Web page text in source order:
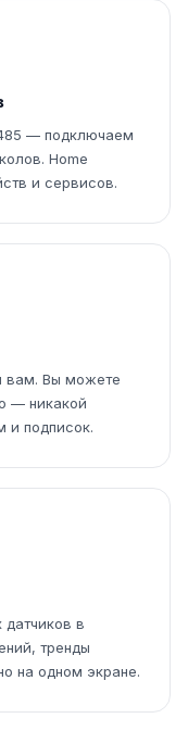
— подключаем
Home
и сервисов.
вам. Вы можете
— никакой
и подписок.
в
тренды
на одном экране.